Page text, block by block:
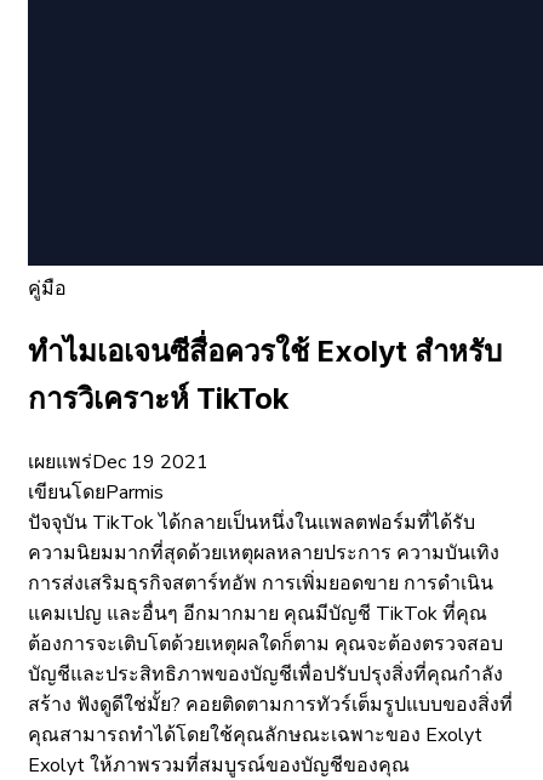
คู่มือ
ทำไมเอเจนซีสื่อควรใช้ Exolyt สำหรับ
การวิเคราะห์ TikTok
เผยแพร่Dec 19 2021
เขียนโดยParmis
ปัจจุบัน TikTok ได้กลายเป็นหนึ่งในแพลตฟอร์มที่ได้รับ
ความนิยมมากที่สุดด้วยเหตุผลหลายประการ ความบันเทิง
การส่งเสริมธุรกิจสตาร์ทอัพ การเพิ่มยอดขาย การดำเนิน
แคมเปญ และอื่นๆ อีกมากมาย คุณมีบัญชี TikTok ที่คุณ
ต้องการจะเติบโตด้วยเหตุผลใดก็ตาม คุณจะต้องตรวจสอบ
บัญชีและประสิทธิภาพของบัญชีเพื่อปรับปรุงสิ่งที่คุณกำลัง
สร้าง ฟังดูดีใช่มั้ย? คอยติดตามการทัวร์เต็มรูปแบบของสิ่งที่
คุณสามารถทำได้โดยใช้คุณลักษณะเฉพาะของ Exolyt
Exolyt ให้ภาพรวมที่สมบูรณ์ของบัญชีของคุณ